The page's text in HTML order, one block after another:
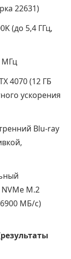
22631)
(до 5,4 ГГц,
МГц
4070 (12 ГБ
ускорения
Blu-ray
M.2
МБ/с)